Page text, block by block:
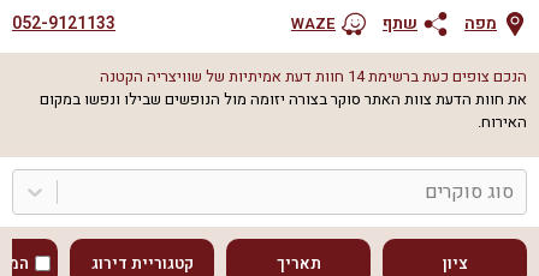
מפה שתף WAZE
052-9121133
הנכם צופים כעת ברשימת14 חוות דעת אמיתיות של שוויצריה הקטנה
את חוות הדעת צוות האתר סוקר בצורה יזומה מול הנופשים שבילו ונפשו במקום
האירוח.
סוג סוקרים
ציון תאריך קטגוריית דירוג